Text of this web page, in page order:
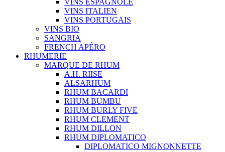
VINS ITALIEN
VINS PORTUGAIS
VINS BIO
SANGRIA
FRENCH APÉRO
RHUMERIE
MARQUE DE RHUM
A.H. RIISE
ALSARHUM
RHUM BACARDI
RHUM BUMBU
RHUM BURLY FIVE
RHUM CLEMENT
RHUM DILLON
RHUM DIPLOMATICO
DIPLOMATICO MIGNONNETTE